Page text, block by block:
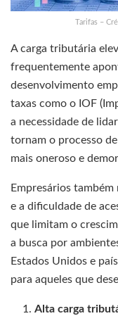
Tarifas –
A carga tributária
frequentemente
desenvolvimento
taxas como o IOF
a necessidade de
tornam o processo
mais oneroso e
Empresários
e a dificuldade de
que limitam o
a busca por
Estados Unidos e
para aqueles que
Alta carga